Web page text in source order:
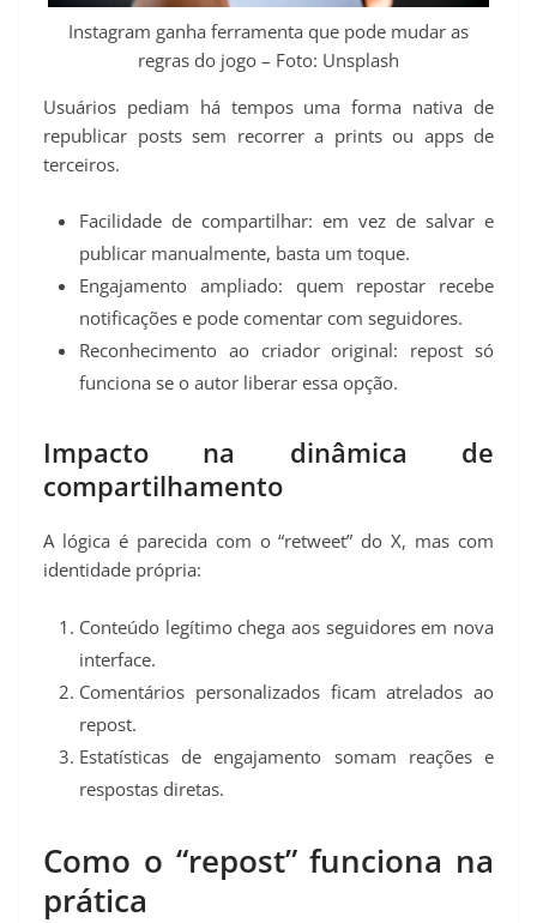
Instagram ganha ferramenta que pode mudar as
regras do jogo – Foto: Unsplash
Usuários pediam há tempos uma forma nativa de
republicar posts sem recorrer a prints ou apps de
terceiros.
Facilidade de compartilhar: em vez de salvar e
publicar manualmente, basta um toque.
Engajamento ampliado: quem repostar recebe
notificações e pode comentar com seguidores.
Reconhecimento ao criador original: repost só
funciona se o autor liberar essa opção.
Impacto na dinâmica de
compartilhamento
A lógica é parecida com o “retweet” do X, mas com
identidade própria:
Conteúdo legítimo chega aos seguidores em nova
interface.
Comentários personalizados ficam atrelados ao
repost.
Estatísticas de engajamento somam reações e
respostas diretas.
Como o “repost” funciona na
prática